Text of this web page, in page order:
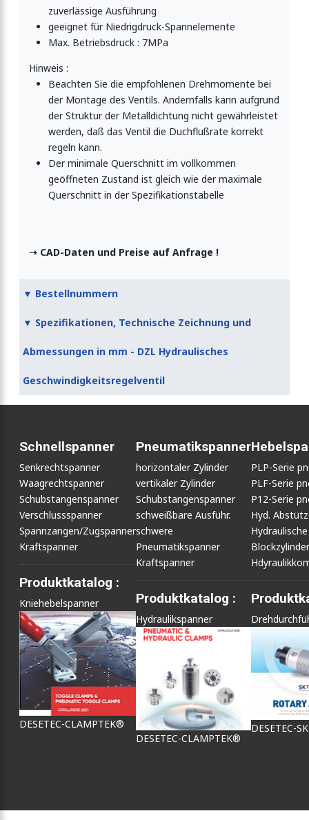
zuverlässige Ausführung
geeignet für Niedrigdruck-Spannelemente
Max. Betriebsdruck : 7MPa
Hinweis :
Beachten Sie die empfohlenen Drehmomente bei
der Montage des Ventils. Andernfalls kann aufgrund
der Struktur der Metalldichtung nicht gewährleistet
werden, daß das Ventil die Duchflußrate korrekt
regeln kann.
Der minimale Querschnitt im vollkommen
geöffneten Zustand ist gleich wie der maximale
Querschnitt in der Spezifikationstabelle
➝ CAD-Daten und Preise auf Anfrage !
▼ Bestellnummern
▼ Spezifikationen, Technische Zeichnung und
Abmessungen in mm - DZL Hydraulisches
Geschwindigkeitsregelventil
Schnellspanner
Senkrechtspanner
Waagrechtspanner
Schubstangenspanner
Verschlussspanner
Spannzangen/Zugspanner
Kraftspanner
Produktkatalog :
Kniehebelspanner
DESETEC-CLAMPTEK®
Pneumatikspanner
horizontaler Zylinder
vertikaler Zylinder
Schubstangenspanner
schweißbare Ausführ.
schwere
Pneumatikspanner
Kraftspanner
Produktkatalog :
Hydraulikspanner
DESETEC-CLAMPTEK®
PLP-Serie
PLF-Serie
P12-Serie
Hyd.
Hydraulische
Blockzylinder
DESETEC-